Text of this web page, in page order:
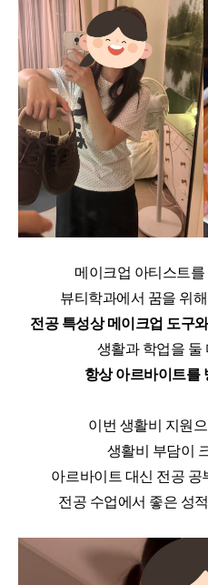
메이크업 아티스트
뷰티학과에서 꿈을 위
전공 특성상 메이크업 도구
생활과 학업을 둘
항상 아르바이트를
이번 생활비 지원으
생활비 부담이
아르바이트 대신 전공 공
전공 수업에서 좋은 성